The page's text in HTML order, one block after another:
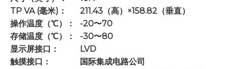
TP VA (毫米)：
211.43（高）×158.82（垂直）
操作温度（℃）：
-20〜70
存储温度（℃）：
-30〜80
显示屏接口：
LVD
触摸接口：
国际集成电路公司